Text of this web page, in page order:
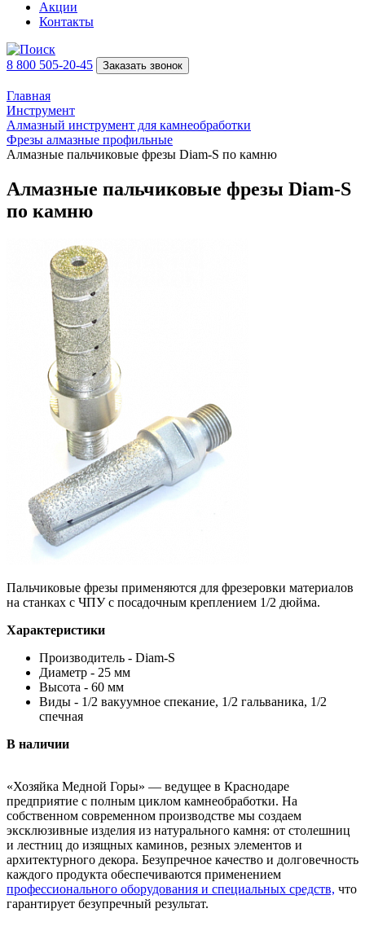
Акции
Контакты
8 800 505-20-45 Заказать звонок
Главная
Инструмент
Алмазный инструмент для камнеобработки
Фрезы алмазные профильные
Алмазные пальчиковые фрезы Diam-S по камню
Алмазные пальчиковые фрезы Diam-S
по камню
Пальчиковые фрезы применяются для фрезеровки материалов
на станках с ЧПУ с посадочным креплением 1/2 дюйма.
Характеристики
Производитель - Diam-S
Диаметр - 25 мм
Высота - 60 мм
Виды - 1/2 вакуумное спекание, 1/2 гальваника, 1/2
спечная
В наличии
«Хозяйка Медной Горы» — ведущее в Краснодаре
предприятие с полным циклом камнеобработки. На
собственном современном производстве мы создаем
эксклюзивные изделия из натурального камня: от столешниц
и лестниц до изящных каминов, резных элементов и
архитектурного декора. Безупречное качество и долговечность
каждого продукта обеспечиваются применением
профессионального оборудования и специальных средств, что
гарантирует безупречный результат.